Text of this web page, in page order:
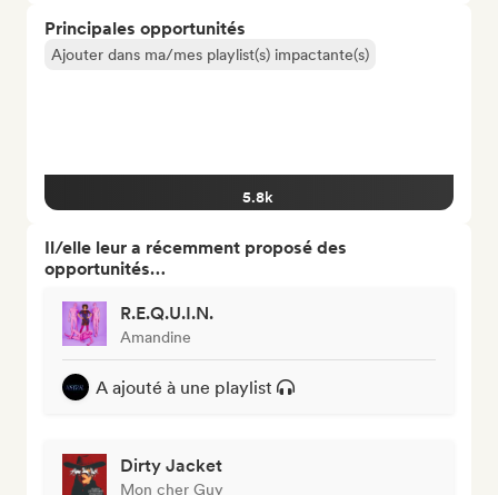
Principales opportunités
Ajouter dans ma/mes playlist(s) impactante(s)
5.8k
Il/elle leur a récemment proposé des
opportunités…
R.E.Q.U.I.N.
Amandine
A ajouté à une playlist
Dirty Jacket
Mon cher Guy